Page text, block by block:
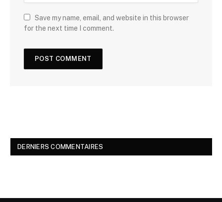
Save my name, email, and website in this browser
for the next time I comment.
DERNIERS COMMENTAIRES